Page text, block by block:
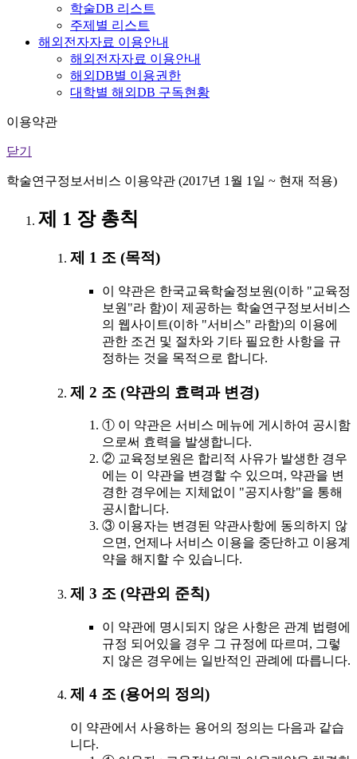
학술DB 리스트
주제별 리스트
해외전자자료 이용안내
해외전자자료 이용안내
해외DB별 이용권한
대학별 해외DB 구독현황
이용약관
닫기
학술연구정보서비스 이용약관 (2017년 1월 1일 ~ 현재 적용)
제 1 장 총칙
제 1 조 (목적)
이 약관은 한국교육학술정보원(이하 "교육정
보원"라 함)이 제공하는 학술연구정보서비스
의 웹사이트(이하 "서비스" 라함)의 이용에
관한 조건 및 절차와 기타 필요한 사항을 규
정하는 것을 목적으로 합니다.
제 2 조 (약관의 효력과 변경)
① 이 약관은 서비스 메뉴에 게시하여 공시함
으로써 효력을 발생합니다.
② 교육정보원은 합리적 사유가 발생한 경우
에는 이 약관을 변경할 수 있으며, 약관을 변
경한 경우에는 지체없이 "공지사항"을 통해
공시합니다.
③ 이용자는 변경된 약관사항에 동의하지 않
으면, 언제나 서비스 이용을 중단하고 이용계
약을 해지할 수 있습니다.
제 3 조 (약관외 준칙)
이 약관에 명시되지 않은 사항은 관계 법령에
규정 되어있을 경우 그 규정에 따르며, 그렇
지 않은 경우에는 일반적인 관례에 따릅니다.
제 4 조 (용어의 정의)
이 약관에서 사용하는 용어의 정의는 다음과 같습
니다.